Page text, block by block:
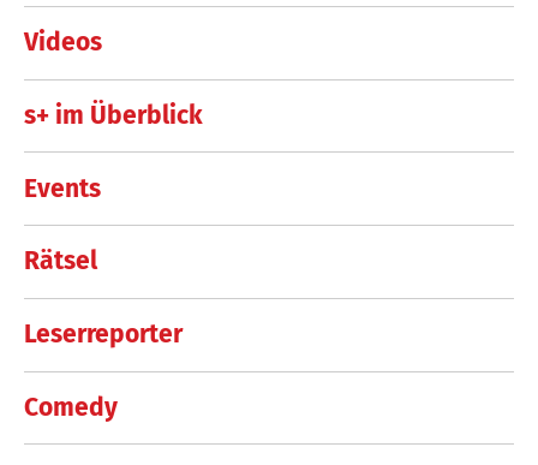
Videos
s+ im Überblick
Events
Rätsel
Leserreporter
Comedy